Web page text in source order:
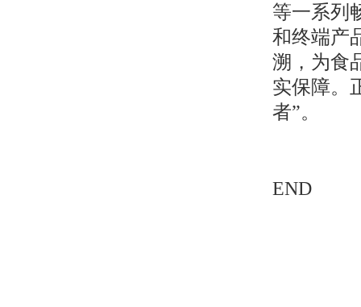
等一系列
和终端产
溯，为食
实保障。
者”。
END